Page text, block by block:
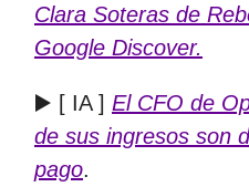
Clara Soteras de
Google Discover.
▶️ [ IA ] El CFO de
de sus ingresos son
pago.